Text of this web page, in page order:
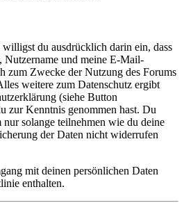
du ausdrücklich darin ein, dass
Nutzername und meine E-Mail-
zum Zwecke der Nutzung des Forums
weitere zum Datenschutz ergibt
(siehe Button
zur Kenntnis genommen hast. Du
nur solange teilnehmen wie du deine
der Daten nicht widerrufen
mit deinen persönlichen Daten
enthalten.